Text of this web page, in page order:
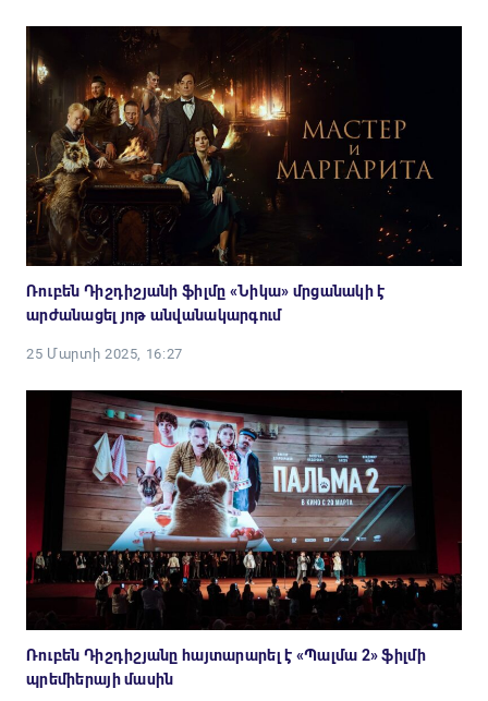
Ռուբեն Դիշդիշյանի ֆիլմը «Նիկա» մրցանակի է
արժանացել յոթ անվանակարգում
25 Մարտի 2025, 16:27
Ռուբեն Դիշդիշյանը հայտարարել է «Պալմա 2» ֆիլմի
պրեմիերայի մասին